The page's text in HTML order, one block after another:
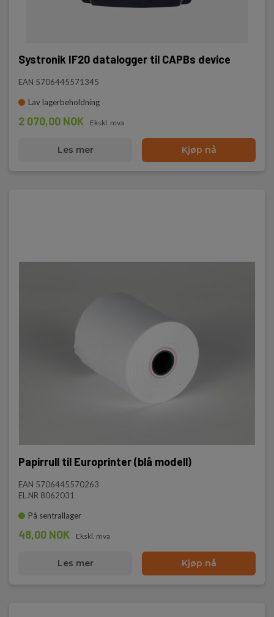
Systronik IF20 datalogger til CAPBs device
EAN 5706445571345
Lav lagerbeholdning
2 070,00 NOK Ekskl. mva
Les mer Kjøp nå
Papirrull til Europrinter (blå modell)
EAN 5706445570263
EL.NR 8062031
På sentrallager
48,00 NOK Ekskl. mva
Les mer Kjøp nå